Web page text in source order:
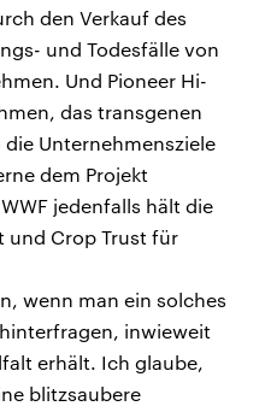
den Verkauf des
und Todesfälle von
Und Pioneer Hi-
das transgenen
Unternehmensziele
dem Projekt
jedenfalls hält die
und Crop Trust für
wenn man ein solches
inwieweit
erhält. Ich glaube,
blitzsaubere